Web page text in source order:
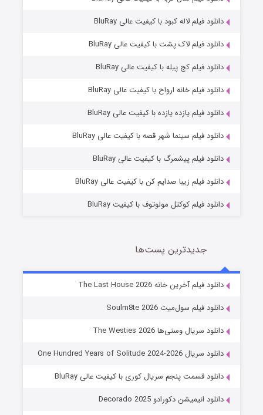
شوگر فصل ۲
دانلود فیلم لاله کبود با کیفیت عالی BluRay
دانلود فیلم لاک پشت با کیفیت عالی BluRay
دانلود فیلم کج‌ پیله با کیفیت عالی BluRay
دانلود فیلم خانه ارواح با کیفیت عالی BluRay
دانلود فیلم یازده یازده با کیفیت عالی BluRay
دانلود فیلم سینما شهر قصه با کیفیت عالی BluRay
دانلود فیلم پیشمرگ با کیفیت عالی BluRay
دانلود فیلم زیبا صدایم کن با کیفیت عالی BluRay
دانلود فیلم کوکتل مولوتوف با کیفیت BluRay
جدیدترین پست‌ها
دانلود فیلم آخرین خانه The Last House 2026
دانلود فیلم سول‌میت Soulm8te 2026
دانلود سریال وستی‌ها The Westies 2026
دانلود سریال One Hundred Years of Solitude 2024-2026
دانلود قسمت پنجم سریال کوری با کیفیت عالی BluRay
دانلود انیمیشن دکورادو Decorado 2025